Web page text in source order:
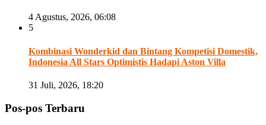
4 Agustus, 2026, 06:08
5
Kombinasi Wonderkid dan Bintang Kompetisi Domestik,
Indonesia All Stars Optimistis Hadapi Aston Villa
31 Juli, 2026, 18:20
Pos-pos Terbaru